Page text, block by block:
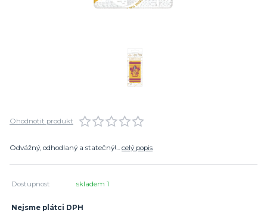
Ohodnotit produkt
Odvážný, odhodlaný a statečný!... celý popis
Dostupnost skladem 1
Nejsme plátci DPH